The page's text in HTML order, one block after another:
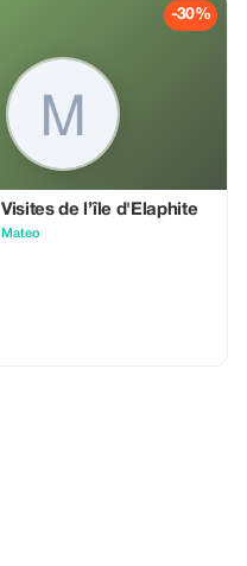
-30%
Visites de l’île d'Elaphite
Mateo